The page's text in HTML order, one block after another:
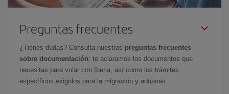
Preguntas frecuentes
¿Tienes dudas? Consulta nuestras preguntas frecuentes
sobre documentación: te aclaramos los documentos que
necesitas para volar con Iberia, así como los trámites
específicos exigidos para la migración y aduanas.